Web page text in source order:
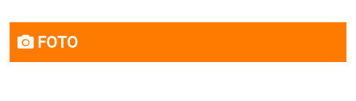
FOTO